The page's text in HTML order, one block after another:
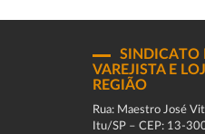
SINDICATO
VAREJISTA E
REGIÃO
Rua: Maestro José
Itu/SP – CEP: 13-